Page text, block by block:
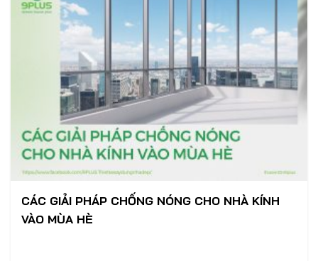
CÁC GIẢI PHÁP CHỐNG NÓNG CHO NHÀ KÍNH
VÀO MÙA HÈ